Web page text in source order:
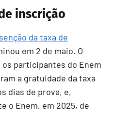
inscrição
da taxa de
em 2 de maio. O
os participantes do Enem
a gratuidade da taxa
dias de prova, e,
o Enem, em 2025, de